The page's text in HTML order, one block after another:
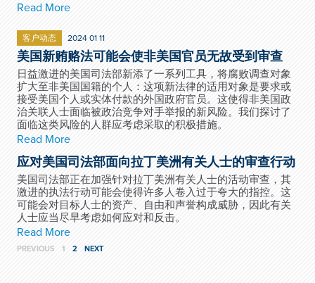
Read More
客户动态 2024 01 11
美国新贿赂法可能会使非美国官员无故受到审查
日益激进的美国司法部新添了一系列工具，将腐败调查对象
扩大至非美国国籍的个人：这项新法律的适用对象是要求或
接受美国个人或实体付款的外国政府官员。这使得非美国政
治关联人士面临被政治竞争对手举报的新风险。我们探讨了
面临这类风险的人群应考虑采取的积极措施。
Read More
应对美国司法部面向拉丁美洲有关人士的审查行动
美国司法部正在加强针对拉丁美洲有关人士的活动审查，其
激进的执法行动可能会使得许多人卷入过于夸大的指控。这
可能会对目标人士的资产、自由和声誉构成威胁，因此有关
人士应当尽早考虑如何应对和反击。
Read More
PREVIOUS 1 2 NEXT